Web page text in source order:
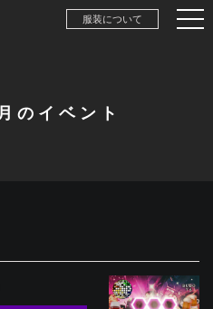
服装について
のイベント